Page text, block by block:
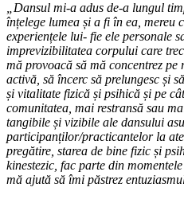
„Dansul mi-a adus de-a lungul
înțelege lumea și a fi în ea, mereu
experiențele lui- fie ele personale
imprevizibilitatea corpului care
mă provoacă să mă concentrez
activă, să încerc să prelungesc și
și vitalitate fizică și psihică și pe
comunitatea, mai restransă sau
tangibile și vizibile ale dansului
participanților/practicantelor la
pregătire, starea de bine fizic și
kinestezic, fac parte din
mă ajută să îmi păstrez